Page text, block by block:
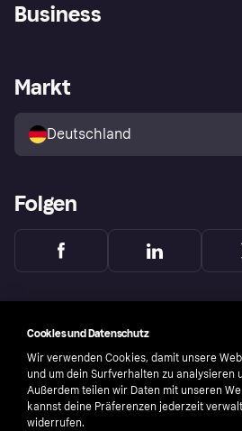
Klarna App
Shops entdecken
Käuferschutzrichtlinie
Dein
Business
Händlerportal
Markt
Deutschland
Folgen
Cookies und Datenschutz
Wir verwenden Cookies, damit unsere
und um dein Surfverhalten zu analysieren
Außerdem teilen wir Daten mit unseren
kannst deine Präferenzen jederzeit
widerrufen.